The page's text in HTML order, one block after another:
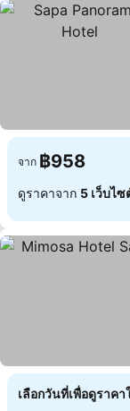
จาก ฿958
ดูราคาจาก 5 เว็บไซ
เลือกวันที่เพื่อดูราค